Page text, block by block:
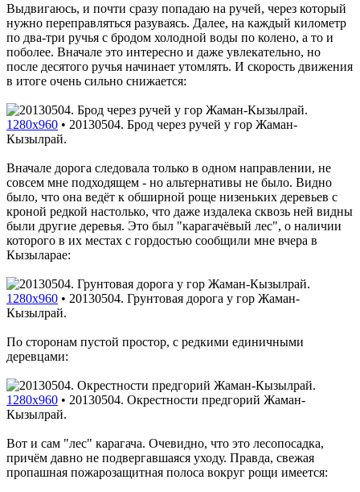
Выдвигаюсь, и почти сразу попадаю на ручей, через который
нужно переправляться разуваясь. Далее, на каждый километр
по два-три ручья с бродом холодной воды по колено, а то и
поболее. Вначале это интересно и даже увлекательно, но
после десятого ручья начинает утомлять. И скорость движения
в итоге очень сильно снижается:
1280x960 • 20130504. Брод через ручей у гор Жаман-
Кызылрай.
Вначале дорога следовала только в одном направлении, не
совсем мне подходящем - но альтернативы не было. Видно
было, что она ведёт к обширной роще низеньких деревьев с
кроной редкой настолько, что даже издалека сквозь ней видны
были другие деревья. Это был "карагачёвый лес", о наличии
которого в их местах с гордостью сообщили мне вчера в
Кызыларае:
1280x960 • 20130504. Грунтовая дорога у гор Жаман-
Кызылрай.
По сторонам пустой простор, с редкими единичными
деревцами:
1280x960 • 20130504. Окрестности предгорий Жаман-
Кызылрай.
Вот и сам "лес" карагача. Очевидно, что это лесопосадка,
причём давно не подвергавшаяся уходу. Правда, свежая
пропашная пожарозащитная полоса вокруг рощи имеется: